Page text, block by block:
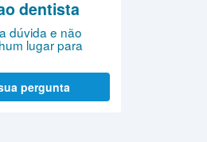
dentista
dúvida e não
lugar para
pergunta